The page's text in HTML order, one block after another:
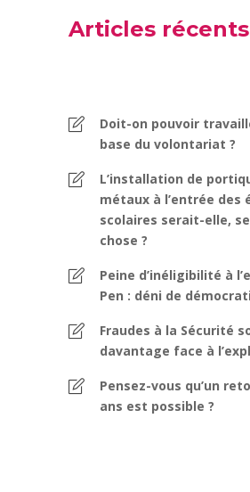
Articles récents
Doit-on pouvoir
base du volontariat ?
L’installation de
métaux à l’entrée des
scolaires serait-elle,
chose ?
Peine d’inéligibilité à
Pen : déni de
Fraudes à la Sécurité
davantage face à
Pensez-vous qu’un
ans est possible ?